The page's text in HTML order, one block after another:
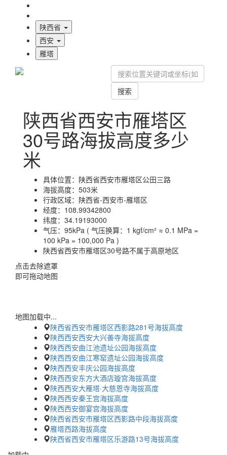
陕西省
西安
雁塔
搜索
陕西省西安市雁塔区
30号路海拔高度多少
米
具体位置： 陕西省西安市雁塔区公田三路
海拔高度： 503米
行政区域： 陕西省-西安市-雁塔区
经度： 108.99342800
纬度： 34.19193000
气压： 95kPa ( 气压换算：1 kgf/cm² ≈ 0.1 MPa =
100 kPa = 100,000 Pa )
陕西省西安市雁塔区30号路不属于高原地区
点击去除遮罩
即可拖动地图
地图加载中...
陕西省西安市雁塔区西影路281号海拔高度
陕西西安西安大兴善寺海拔高度
陕西西安曲江池遗址公园海拔高度
陕西西安曲江寒窑遗址公园海拔高度
陕西西安丰庆公园海拔高度
陕西西安东方大酒店璇宫海拔高度
陕西西安大雁塔·大慈恩寺海拔高度
陕西西安秦王宫海拔高度
陕西西安御宴宫海拔高度
陕西省西安市雁塔区西影路中段海拔高度
雁塔西路海拔高度
陕西省西安市雁塔区乐游路13号海拔高度